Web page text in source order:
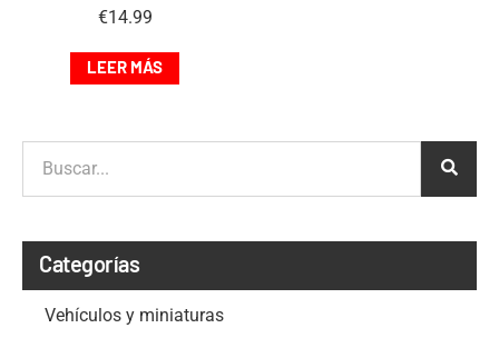
€14.99
LEER MÁS
Categorías
Vehículos y miniaturas